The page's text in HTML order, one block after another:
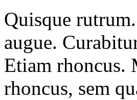
Quisque
augue.
Etiam rhoncus.
rhoncus, sem